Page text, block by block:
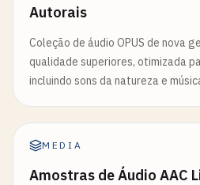
Autorais
Coleção de áudio OPUS de nova
qualidade superiores, otimizada
incluindo sons da natureza e
MEDIA
Amostras de Áudio AAC